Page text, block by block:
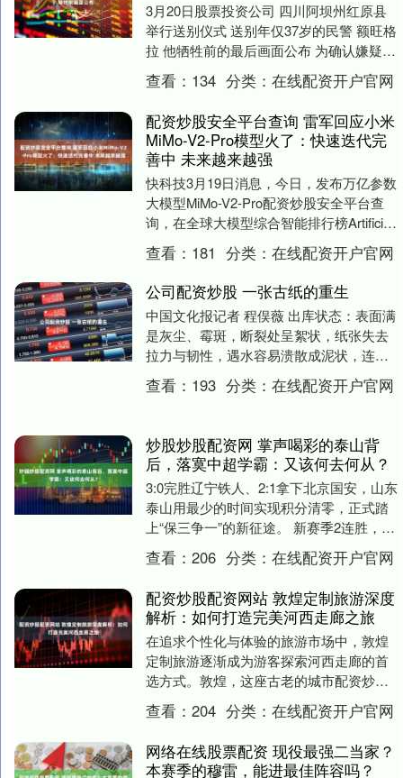
3月20日股票投资公司 四川阿坝州红原县
举行送别仪式 送别年仅37岁的民警 额旺格
拉 他牺牲前的最后画面公布 为确认嫌疑人
位置 他在最前方侦查 嫌疑人突然开枪....
查看： 134 分类：在线配资开户官网
配资炒股安全平台查询 雷军回应小米
MiMo-V2-Pro模型火了：快速迭代完
善中 未来越来越强
快科技3月19日消息，今日，发布万亿参数
大模型MiMo-V2-Pro配资炒股安全平台查
询，在全球大模型综合智能排行榜Artificial
Analysis上位列....
查看： 181 分类：在线配资开户官网
公司配资炒股 一张古纸的重生
中国文化报记者 程俣薇 出库状态：表面满
是灰尘、霉斑，断裂处呈絮状，纸张失去
拉力与韧性，遇水容易溃散成泥状，连常
规的案面操作条件都不具备。 修复方法：
为防止脱落....
查看： 193 分类：在线配资开户官网
炒股炒股配资网 掌声喝彩的泰山背
后，落寞中超学霸：又该何去何从？
3:0完胜辽宁铁人、2:1拿下北京国安，山东
泰山用最少的时间实现积分清零，正式踏
上“保三争一”的新征途。 新赛季2连胜，不
仅扫去了赛季开始前2:9惨败上海申花的....
查看：206 分类：在线配资开户官网
配资炒股配资网站 敦煌定制旅游深度
解析：如何打造完美河西走廊之旅
在追求个性化与体验的旅游市场中，敦煌
定制旅游逐渐成为游客探索河西走廊的首
选方式。敦煌，这座古老的城市配资炒股
配资网站，不仅承载了丰富的历史文化遗
产，还是连接东西....
查看：204 分类：在线配资开户官网
网络在线股票配资 现役最强二当家？
本赛季的穆雷，能进最佳阵容吗？